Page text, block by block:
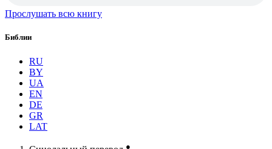
Прослушать всю книгу
Библии
RU
BY
UA
EN
DE
GR
LAT
●